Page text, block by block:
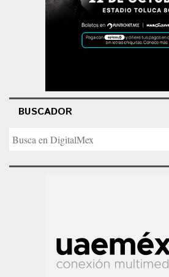
BUSCADOR